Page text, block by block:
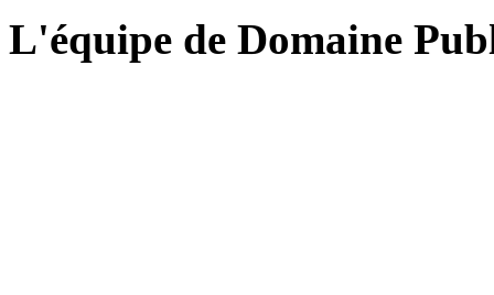
L'équipe de Domaine